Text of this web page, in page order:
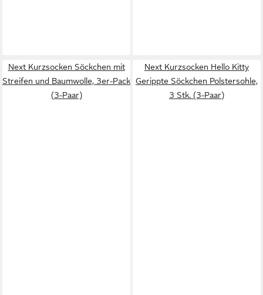
Next Kurzsocken Söckchen mit
Streifen und Baumwolle, 3er-Pack
(3-Paar)
Next Kurzsocken Hello Kitty
Gerippte Söckchen Polstersohle,
3 Stk. (3-Paar)